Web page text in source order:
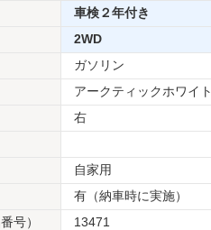
車検２年付き
2WD
ガソリン
アークティックホワイト
右
自家用
有（納車時に実施）
号）
13471